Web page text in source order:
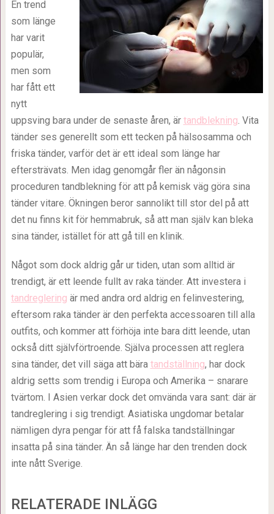
En trend
som länge
har varit
populär,
men som
har fått ett
nytt
uppsving bara under de senaste åren, är tandblekning. Vita
tänder ses generellt som ett tecken på hälsosamma och
friska tänder, varför det är ett ideal som länge har
eftersträvats. Men idag genomgår fler än någonsin
proceduren tandblekning för att på kemisk väg göra sina
tänder vitare. Ökningen beror sannolikt till stor del på att
det nu finns kit för hemmabruk, så att man själv kan bleka
sina tänder, istället för att gå till en klinik.
Något som dock aldrig går ur tiden, utan som alltid är
trendigt, är ett leende fullt av raka tänder. Att investera i
tandreglering är med andra ord aldrig en felinvestering,
eftersom raka tänder är den perfekta accessoaren till alla
outfits, och kommer att förhöja inte bara ditt leende, utan
också ditt självförtroende. Själva processen att reglera
sina tänder, det vill säga att bära tandställning, har dock
aldrig setts som trendig i Europa och Amerika – snarare
tvärtom. I Asien verkar dock det omvända vara sant: där är
tandreglering i sig trendigt. Asiatiska ungdomar betalar
nämligen dyra pengar för att få falska tandställningar
insatta på sina tänder. Än så länge har den trenden dock
inte nått Sverige.
RELATERADE INLÄGG